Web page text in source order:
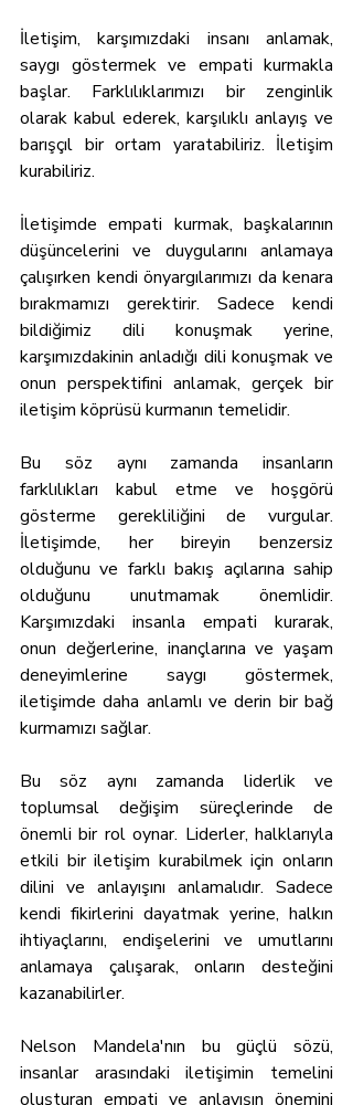
İletişim, karşımızdaki insanı anlamak,
saygı göstermek ve empati kurmakla
başlar. Farklılıklarımızı bir zenginlik
olarak kabul ederek, karşılıklı anlayış ve
barışçıl bir ortam yaratabiliriz. İletişim
kurabiliriz.
İletişimde empati kurmak, başkalarının
düşüncelerini ve duygularını anlamaya
çalışırken kendi önyargılarımızı da kenara
bırakmamızı gerektirir. Sadece kendi
bildiğimiz dili konuşmak yerine,
karşımızdakinin anladığı dili konuşmak ve
onun perspektifini anlamak, gerçek bir
iletişim köprüsü kurmanın temelidir.
Bu söz aynı zamanda insanların
farklılıkları kabul etme ve hoşgörü
gösterme gerekliliğini de vurgular.
İletişimde, her bireyin benzersiz
olduğunu ve farklı bakış açılarına sahip
olduğunu unutmamak önemlidir.
Karşımızdaki insanla empati kurarak,
onun değerlerine, inançlarına ve yaşam
deneyimlerine saygı göstermek,
iletişimde daha anlamlı ve derin bir bağ
kurmamızı sağlar.
Bu söz aynı zamanda liderlik ve
toplumsal değişim süreçlerinde de
önemli bir rol oynar. Liderler, halklarıyla
etkili bir iletişim kurabilmek için onların
dilini ve anlayışını anlamalıdır. Sadece
kendi fikirlerini dayatmak yerine, halkın
ihtiyaçlarını, endişelerini ve umutlarını
anlamaya çalışarak, onların desteğini
kazanabilirler.
Nelson Mandela'nın bu güçlü sözü,
insanlar arasındaki iletişimin temelini
oluşturan empati ve anlayışın önemini